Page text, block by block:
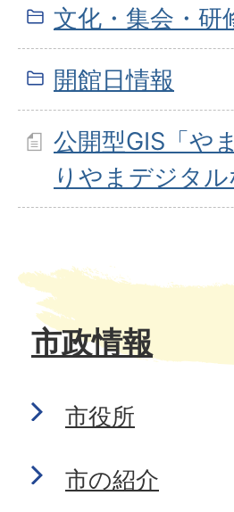
文化・集会・研
開館日情報
公開型GIS「や
りやまデジタル
市政情報
市役所
市の紹介